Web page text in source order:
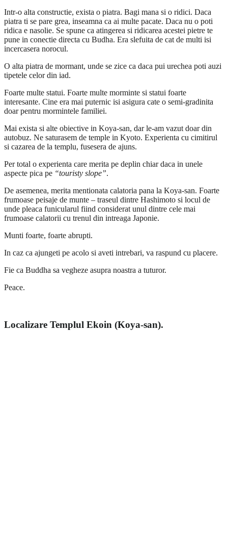
Intr-o alta constructie, exista o piatra. Bagi mana si o ridici. Daca
piatra ti se pare grea, inseamna ca ai multe pacate. Daca nu o poti
ridica e nasolie. Se spune ca atingerea si ridicarea acestei pietre te
pune in conectie directa cu Budha. Era slefuita de cat de multi isi
incercasera norocul.
O alta piatra de mormant, unde se zice ca daca pui urechea poti auzi
tipetele celor din iad.
Foarte multe statui. Foarte multe morminte si statui foarte
interesante. Cine era mai puternic isi asigura cate o semi-gradinita
doar pentru mormintele familiei.
Mai exista si alte obiective in Koya-san, dar le-am vazut doar din
autobuz. Ne saturasem de temple in Kyoto. Experienta cu cimitirul
si cazarea de la templu, fusesera de ajuns.
Per total o experienta care merita pe deplin chiar daca in unele
aspecte pica pe “touristy slope”.
De asemenea, merita mentionata calatoria pana la Koya-san. Foarte
frumoase peisaje de munte – traseul dintre Hashimoto si locul de
unde pleaca funicularul fiind considerat unul dintre cele mai
frumoase calatorii cu trenul din intreaga Japonie.
Munti foarte, foarte abrupti.
In caz ca ajungeti pe acolo si aveti intrebari, va raspund cu placere.
Fie ca Buddha sa vegheze asupra noastra a tuturor.
Peace.
Localizare Templul Ekoin (Koya-san).